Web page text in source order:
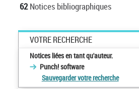
62Notices bibliographiques
VOTRE RECHERCHE
Notices liées en tant qu'auteur.
Punch! software
Sauvegarder votre recherche